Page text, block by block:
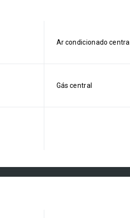
Ar condicionado central
Gás central